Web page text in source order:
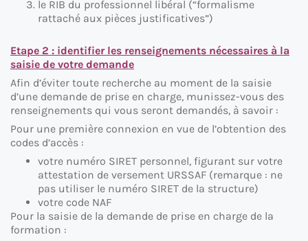
le RIB du professionnel libéral (“formalisme
rattaché aux pièces justificatives”)
Etape 2 : identifier les renseignements nécessaires à la
saisie de votre demande
Afin d’éviter toute recherche au moment de la saisie
d’une demande de prise en charge, munissez-vous des
renseignements qui vous seront demandés, à savoir :
Pour une première connexion en vue de l’obtention des
codes d’accès :
votre numéro SIRET personnel, figurant sur votre
attestation de versement URSSAF (remarque : ne
pas utiliser le numéro SIRET de la structure)
votre code NAF
Pour la saisie de la demande de prise en charge de la
formation :